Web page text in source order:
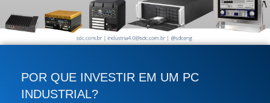
POR QUE INVESTIR EM UM PC
INDUSTRIAL?